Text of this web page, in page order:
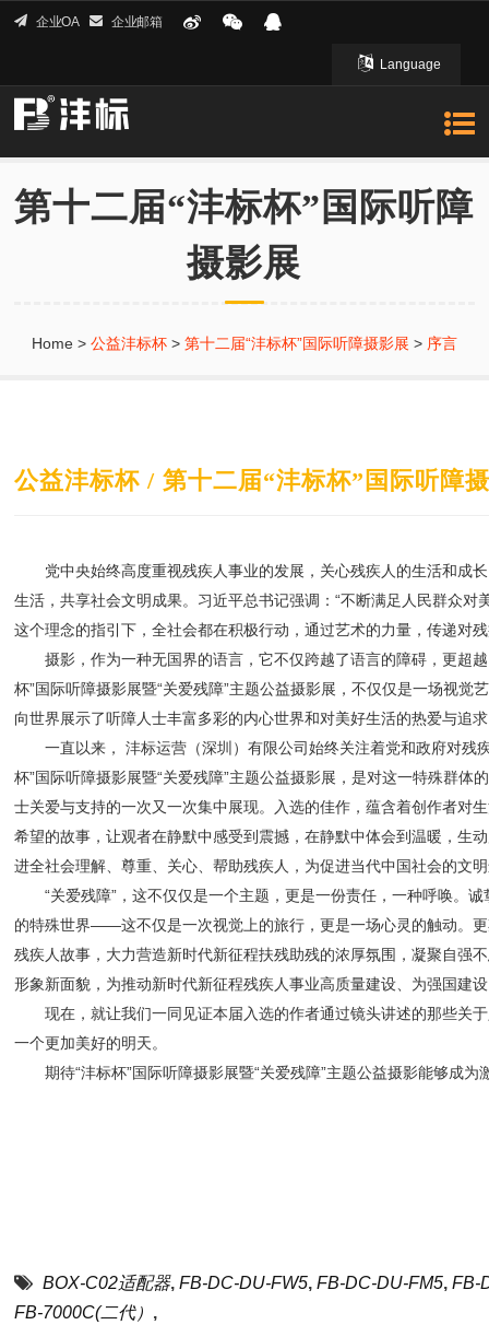
企业OA 企业邮箱
Language
English 英文
第十二届“沣标杯”国际听障
摄影展
Home> 公益沣标杯> 第十二届“沣标杯”国际听障摄影展 > 序言
公益沣标杯 / 第十二届“沣标杯”国际听障
党中央始终高度重视残疾人事业的发展，关心残疾人的生活和成
生活，共享社会文明成果。习近平总书记强调：“不断满足人民群众
这个理念的指引下，全社会都在积极行动，通过艺术的力量，传递对
摄影，作为一种无国界的语言，它不仅跨越了语言的障碍，更超
杯”国际听障摄影展暨“关爱残障”主题公益摄影展，不仅仅是一场视
向世界展示了听障人士丰富多彩的内心世界和对美好生活的热爱与追
一直以来， 沣标运营（深圳）有限公司始终关注着党和政府对残
杯”国际听障摄影展暨“关爱残障”主题公益摄影展，是对这一特殊群
士关爱与支持的一次又一次集中展现。入选的佳作，蕴含着创作者对
希望的故事，让观者在静默中感受到震撼，在静默中体会到温暖，生
进全社会理解、尊重、关心、帮助残疾人，为促进当代中国社会的文
“关爱残障”，这不仅仅是一个主题，更是一份责任，一种呼唤。
的特殊世界——这不仅是一次视觉上的旅行，更是一场心灵的触动。
残疾人故事，大力营造新时代新征程扶残助残的浓厚氛围，凝聚自强
形象新面貌，为推动新时代新征程残疾人事业高质量建设、为强国建
现在，就让我们一同见证本届入选的作者通过镜头讲述的那些关
一个更加美好的明天。
期待“沣标杯”国际听障摄影展暨“关爱残障”主题公益摄影能够成为
BOX-C02适配器,FB-DC-DU-FW5,FB-DC-DU-FM5,FB-
FB-7000C(二代） ,